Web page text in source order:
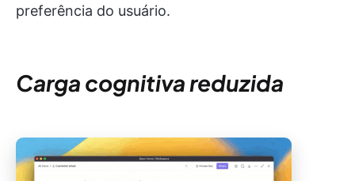
preferência do usuário.
Carga cognitiva reduzida